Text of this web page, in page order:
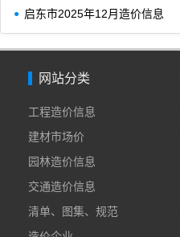
启东市2025年12月造价信息
网站分类
工程造价信息
建材市场价
园林造价信息
交通造价信息
清单、图集、规范